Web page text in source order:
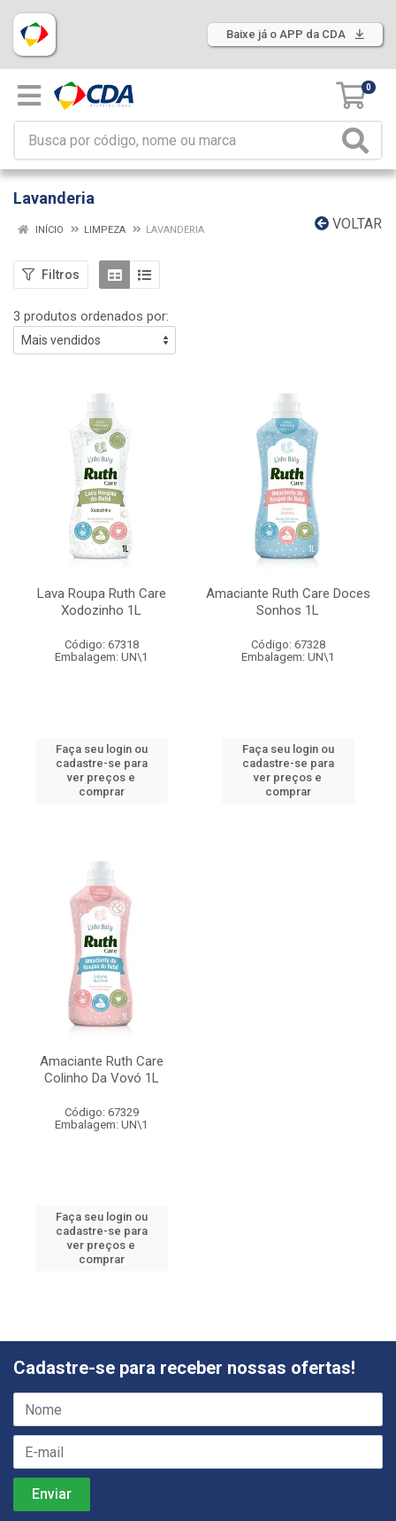
Baixe já o APP da CDA
0
Lavanderia
VOLTAR
INÍCIO LIMPEZA LAVANDERIA
Filtros
3 produtos ordenados por:
Lava Roupa Ruth Care
Xodozinho 1L
Código: 67318
Embalagem: UN\1
Faça seu login ou
cadastre-se para
ver preços e
comprar
Amaciante Ruth Care Doces
Sonhos 1L
Código: 67328
Embalagem: UN\1
Faça seu login ou
cadastre-se para
ver preços e
comprar
Amaciante Ruth Care
Colinho Da Vovó 1L
Código: 67329
Embalagem: UN\1
Faça seu login ou
cadastre-se para
ver preços e
comprar
Cadastre-se para receber nossas ofertas!